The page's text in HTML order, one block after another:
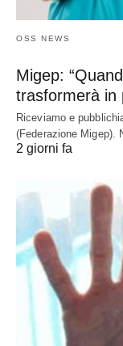
OSS NEWS
Migep:
trasformerà in
Riceviamo e
(Federazione Migep).
2 giorni fa